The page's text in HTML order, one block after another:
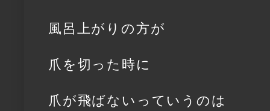
風呂上がりの方が
爪を切った時に
爪が飛ばないっていうのは